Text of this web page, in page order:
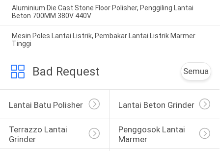
Aluminium Die Cast Stone Floor Polisher, Penggiling Lantai
Beton 700MM 380V 440V
Mesin Poles Lantai Listrik, Pembakar Lantai Listrik Marmer
Tinggi
Bad Request Semua
Lantai Batu Polisher Lantai Beton Grinder
Terrazzo Lantai
Grinder
Penggosok Lantai
Marmer